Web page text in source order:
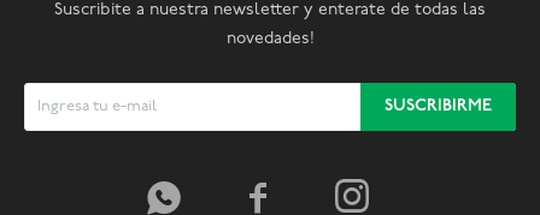
Suscribite a nuestra newsletter y enterate de todas las
novedades!
SUSCRIBIRME
  